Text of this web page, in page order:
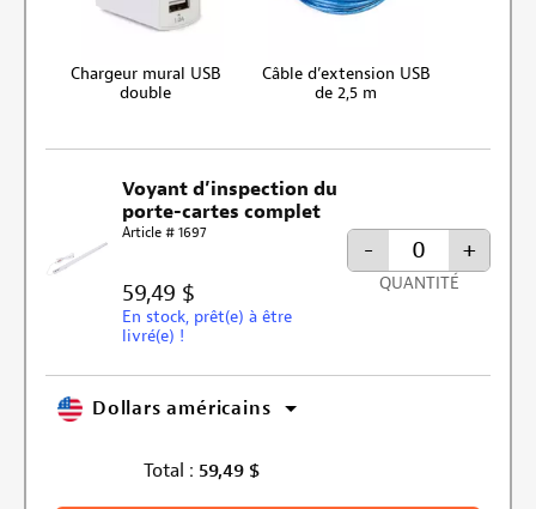
Chargeur mural USB
double
Câble d’extension USB
de 2,5 m
Voyant d’inspection du
porte-cartes complet
Article # 1697
59,49 $
En stock, prêt(e) à être
livré(e) !
- +
QUANTITÉ
Dollars américains
Total : 59,49 $